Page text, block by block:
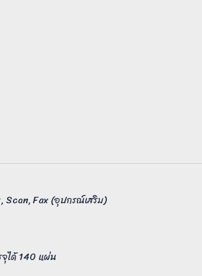
Scan, Fax (อุปกรณ์เสริม)
ได้ 140 แผ่น